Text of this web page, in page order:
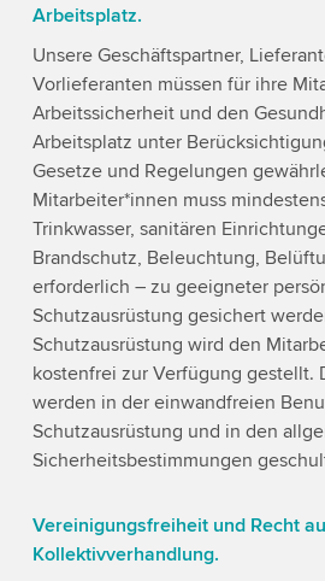
Arbeitsplatz.
Unsere Geschäftspartner,
Vorlieferanten müssen für ihre
Arbeitssicherheit und den
Arbeitsplatz unter
Gesetze und Regelungen
Mitarbeiter*innen muss
Trinkwasser, sanitären
Brandschutz, Beleuchtung,
erforderlich – zu geeigneter
Schutzausrüstung gesichert
Schutzausrüstung wird den
kostenfrei zur Verfügung gestellt.
werden in der einwandfreien
Schutzausrüstung und in den
Sicherheitsbestimmungen
Vereinigungsfreiheit und Recht
Kollektivverhandlung.